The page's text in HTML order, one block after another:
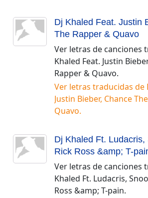
Dj Khaled Feat. Justin
The Rapper & Quavo
Ver letras de canciones
Khaled Feat. Justin
Rapper & Quavo.
Ver letras traducidas de
Justin Bieber, Chance
Quavo.
Dj Khaled Ft. Ludacris,
Rick Ross &amp; T-
Ver letras de canciones
Khaled Ft. Ludacris,
Ross &amp; T-pain.